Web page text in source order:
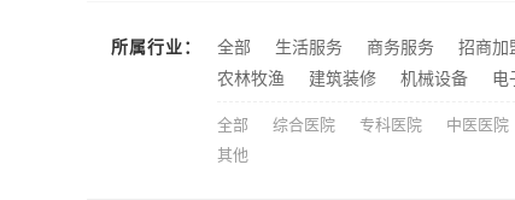
推荐
所属行业： 全部 生活服务 商务服务 招商加
农林牧渔
建筑装修 机械设备 电
全部 综合医院 专科医院 中医医院
其他